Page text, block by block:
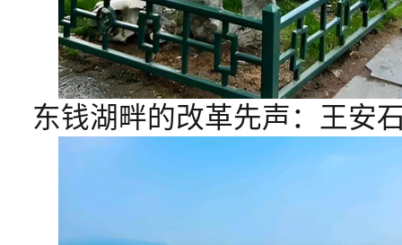
东钱湖畔的改革先声：王安